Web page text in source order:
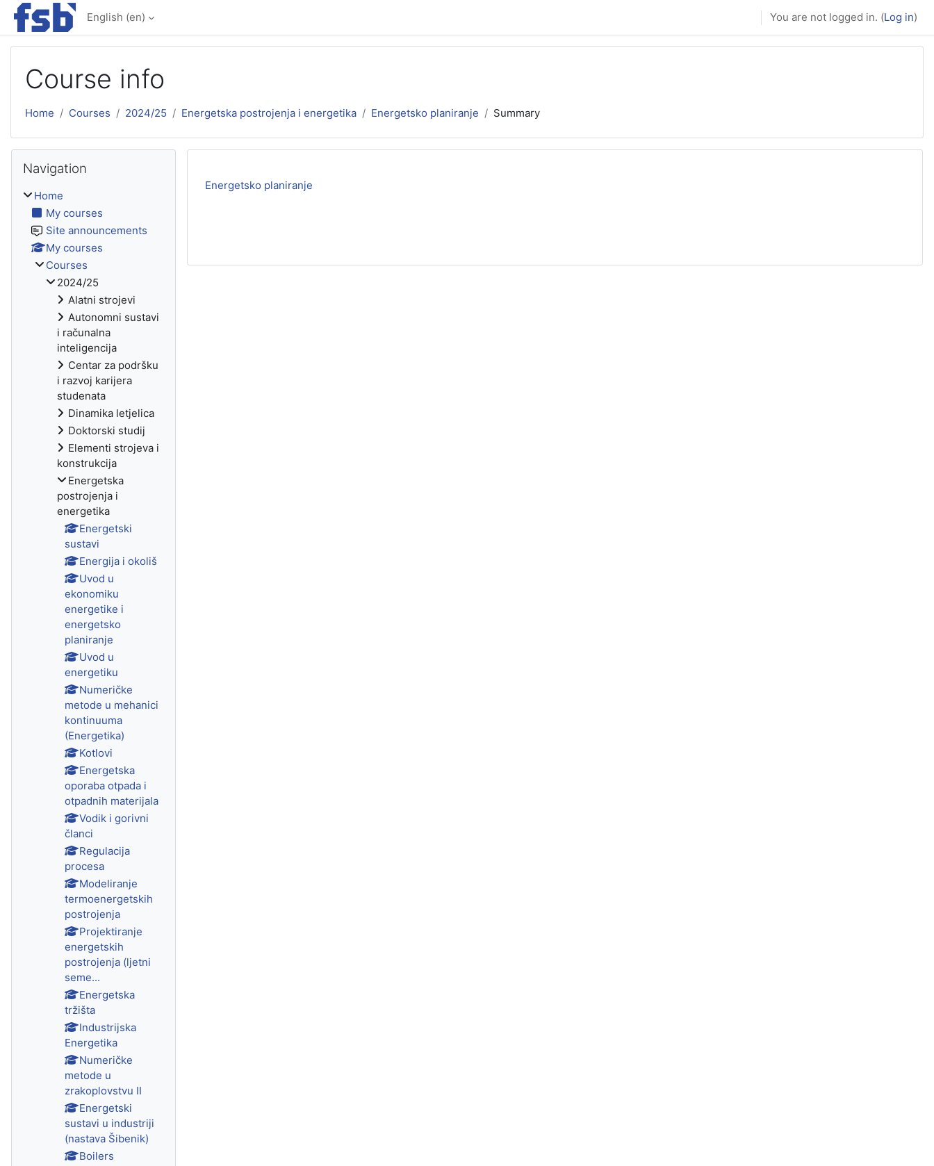
Skip to main content
English ‎(en)‎ You are not logged in. (Log in)
Course info
Home Courses 2024/25 Energetska postrojenja i energetika Energetsko planiranje Summary
Energetsko planiranje
Navigation
Home
My courses
Site announcements
My courses
Courses
2024/25
Alatni strojevi
Autonomni sustavi
i računalna
inteligencija
Centar za podršku
i razvoj karijera
studenata
Dinamika letjelica
Doktorski studij
Elementi strojeva i
konstrukcija
Energetska
postrojenja i
energetika
Energetski
sustavi
Energija i okoliš
Uvod u
ekonomiku
energetike i
energetsko
planiranje
Uvod u
energetiku
Numeričke
metode u mehanici
kontinuuma
(Energetika)
Kotlovi
Energetska
oporaba otpada i
otpadnih materijala
Vodik i gorivni
članci
Regulacija
procesa
Modeliranje
termoenergetskih
postrojenja
Projektiranje
energetskih
postrojenja (ljetni
seme...
Energetska
tržišta
Industrijska
Energetika
Numeričke
metode u
zrakoplovstvu II
Energetski
sustavi u industriji
(nastava Šibenik)
Boilers